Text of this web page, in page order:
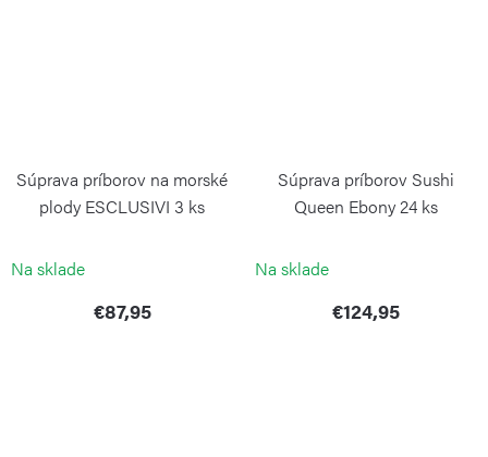
Súprava príborov na morské
plody ESCLUSIVI 3 ks
Na sklade
€87,95
Súprava príborov Sushi
Queen Ebony 24 ks
Na sklade
€124,95